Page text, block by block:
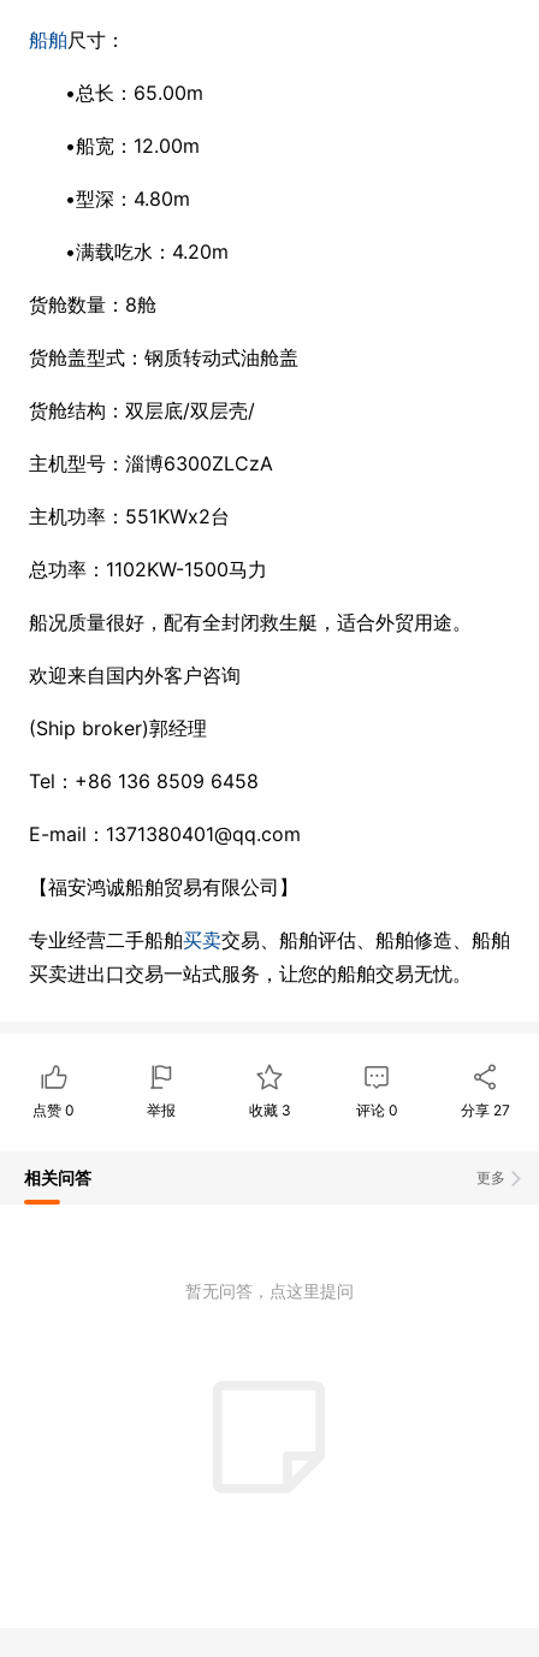
船舶尺寸：
•总长：65.00m
•船宽：12.00m
•型深：4.80m
•满载吃水：4.20m
货舱数量：8舱
货舱盖型式：钢质转动式油舱盖
货舱结构：双层底/双层壳/
主机型号：淄博6300ZLCzA
主机功率：551KWx2台
总功率：1102KW-1500马力
船况质量很好，配有全封闭救生艇，适合外贸用途。
欢迎来自国内外客户咨询
(Ship broker)郭经理
Tel：+86 136 8509 6458
E-mail：1371380401@qq.com
【福安鸿诚船舶贸易有限公司】
专业经营二手船舶买卖交易、船舶评估、船舶修造、船舶
买卖进出口交易一站式服务，让您的船舶交易无忧。
点赞0 举报 收藏 3 评论0 分享 27
更多
相关问答
暂无问答，点这里提问